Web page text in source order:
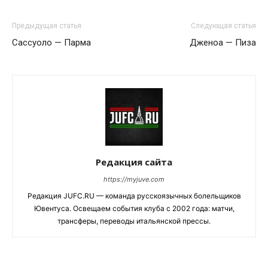
Предыдущая статья
Сассуоло — Парма
Следующая статья
Дженоа — Пиза
Редакция сайта
https://myjuve.com
Редакция JUFC.RU — команда русскоязычных болельщиков
Ювентуса. Освещаем события клуба с 2002 года: матчи,
трансферы, переводы итальянской прессы.